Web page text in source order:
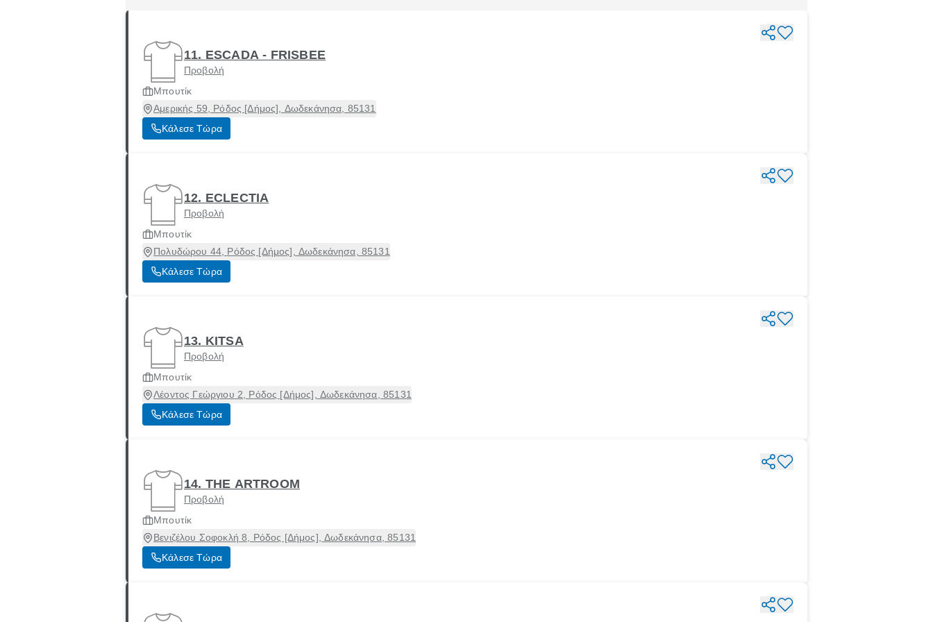
11. ESCADA - FRISBEE
Προβολή
Μπουτίκ
Αμερικής 59, Ρόδος [Δήμος], Δωδεκάνησα, 85131
Κάλεσε Τώρα
12. ECLECTIA
Προβολή
Μπουτίκ
Πολυδώρου 44, Ρόδος [Δήμος], Δωδεκάνησα, 85131
Κάλεσε Τώρα
13. KITSA
Προβολή
Μπουτίκ
Λέοντος Γεώργιου 2, Ρόδος [Δήμος], Δωδεκάνησα, 85131
Κάλεσε Τώρα
14. THE ARTROOM
Προβολή
Μπουτίκ
Βενιζέλου Σοφοκλή 8, Ρόδος [Δήμος], Δωδεκάνησα, 85131
Κάλεσε Τώρα